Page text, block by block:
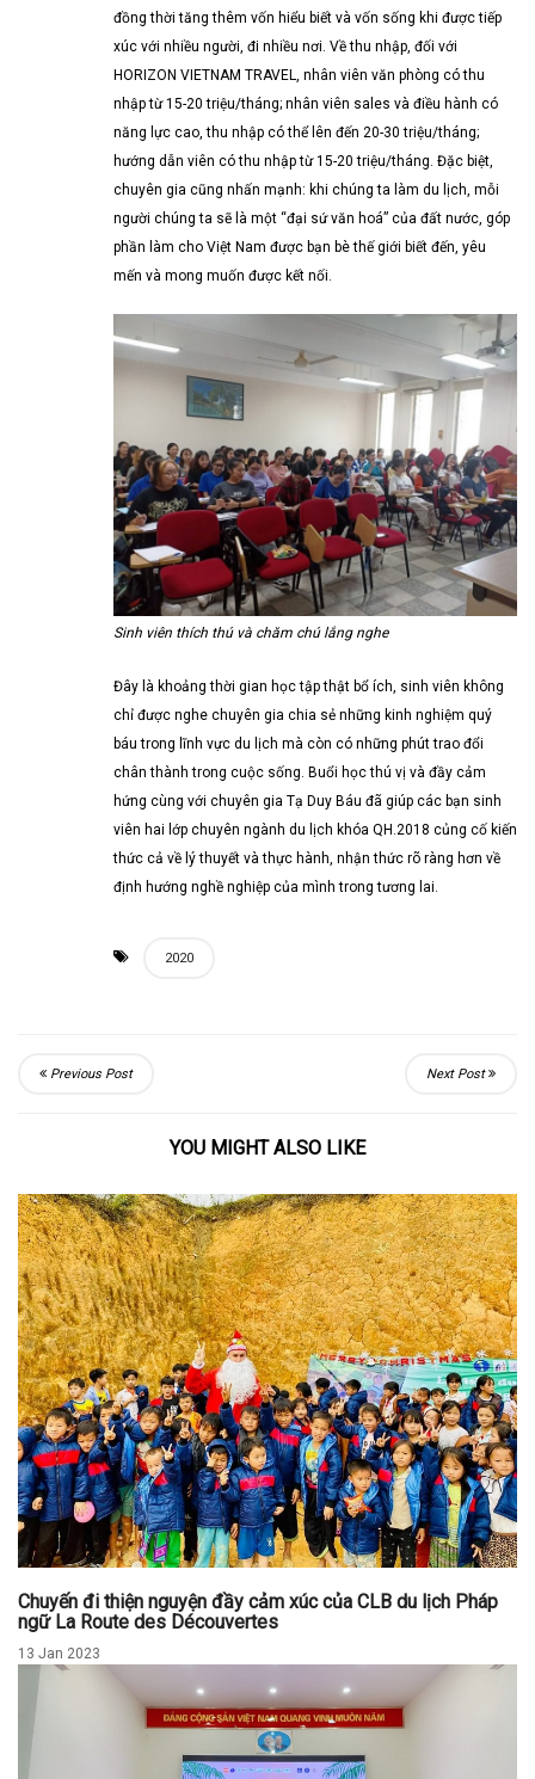
đồng thời tăng thêm vốn hiểu biết và vốn sống khi được tiếp
xúc với nhiều người, đi nhiều nơi. Về thu nhập, đối với
HORIZON VIETNAM TRAVEL, nhân viên văn phòng có thu
nhập từ 15-20 triệu/tháng; nhân viên sales và điều hành có
năng lực cao, thu nhập có thể lên đến 20-30 triệu/tháng;
hướng dẫn viên có thu nhập từ 15-20 triệu/tháng. Đặc biệt,
chuyên gia cũng nhấn mạnh: khi chúng ta làm du lịch, mỗi
người chúng ta sẽ là một “đại sứ văn hoá” của đất nước, góp
phần làm cho Việt Nam được bạn bè thế giới biết đến, yêu
mến và mong muốn được kết nối.
Sinh viên thích thú và chăm chú lắng nghe
Đây là khoảng thời gian học tập thật bổ ích, sinh viên không
chỉ được nghe chuyên gia chia sẻ những kinh nghiệm quý
báu trong lĩnh vực du lịch mà còn có những phút trao đổi
chân thành trong cuộc sống. Buổi học thú vị và đầy cảm
hứng cùng với chuyên gia Tạ Duy Báu đã giúp các bạn sinh
viên hai lớp chuyên ngành du lịch khóa QH.2018 củng cố kiến
thức cả về lý thuyết và thực hành, nhận thức rõ ràng hơn về
định hướng nghề nghiệp của mình trong tương lai.
2020
Previous Post Next Post
YOU MIGHT ALSO LIKE
Chuyến đi thiện nguyện đầy cảm xúc của CLB du lịch Pháp
ngữ La Route des Découvertes
13 Jan 2023